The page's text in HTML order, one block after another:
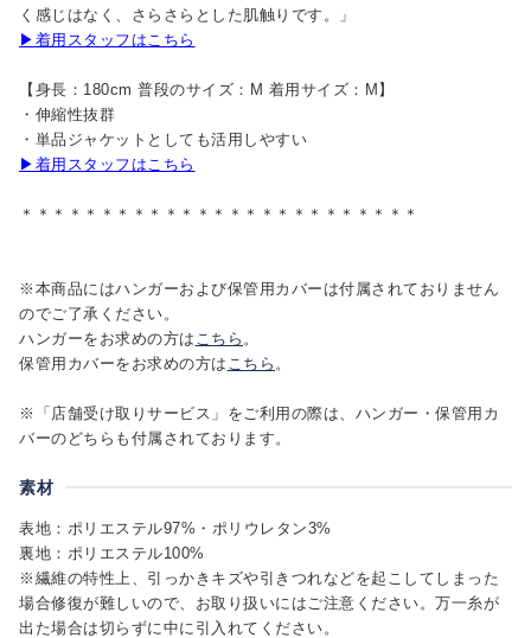
く感じはなく、さらさらとした肌触りです。」
▶着用スタッフはこちら
【身長：180cm 普段のサイズ：M 着用サイズ：M】
・伸縮性抜群
・単品ジャケットとしても活用しやすい
▶着用スタッフはこちら
＊＊＊＊＊＊＊＊＊＊＊＊＊＊＊＊＊＊＊＊＊＊＊＊＊
※本商品にはハンガーおよび保管用カバーは付属されておりません
のでご了承ください。
ハンガーをお求めの方は こちら 。
保管用カバーをお求めの方は こちら 。
※「店舗受け取りサービス」をご利用の際は、ハンガー・保管用カ
バーのどちらも付属されております。
素材
表地：ポリエステル97%・ポリウレタン3%
裏地：ポリエステル100%
※繊維の特性上、引っかきキズや引きつれなどを起こしてしまった
場合修復が難しいので、お取り扱いにはご注意ください。万一糸が
出た場合は切らずに中に引入れてください。